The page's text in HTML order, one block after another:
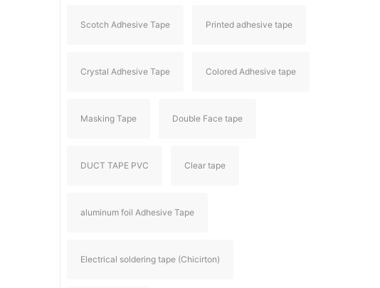
Scotch Adhesive Tape Printed adhesive tape
Crystal Adhesive Tape Colored Adhesive tape
Masking Tape Double Face tape
DUCT TAPE PVC Clear tape
aluminum foil Adhesive Tape
Electrical soldering tape (Chicirton)